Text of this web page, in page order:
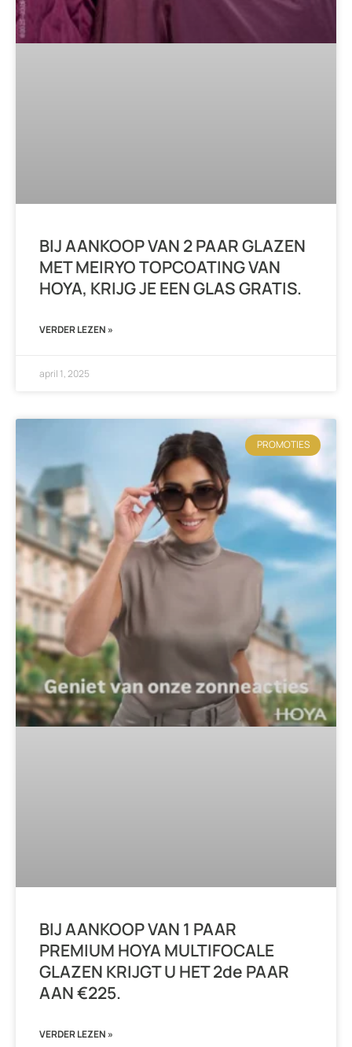
BIJ AANKOOP VAN 2 PAAR GLAZEN
MET MEIRYO TOPCOATING VAN
HOYA, KRIJG JE EEN GLAS GRATIS.
VERDER LEZEN »
april 1, 2025
PROMOTIES
BIJ AANKOOP VAN 1 PAAR
PREMIUM HOYA MULTIFOCALE
GLAZEN KRIJGT U HET 2de PAAR
AAN €225.
VERDER LEZEN »